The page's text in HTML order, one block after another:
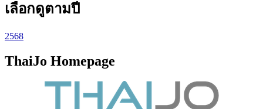
เลือกดูตามปี
2568
ThaiJo Homepage